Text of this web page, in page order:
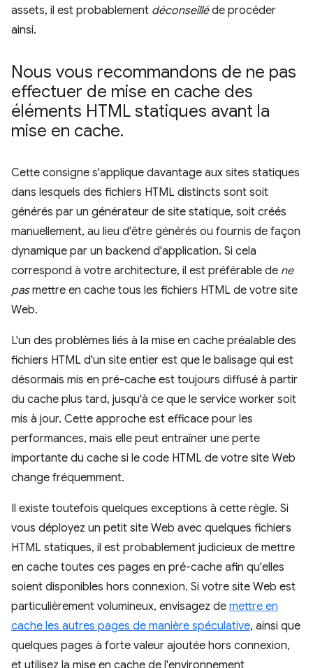
assets, il est probablement déconseilléde procéder
ainsi.
Nous vous recommandons de ne pas
effectuer de mise en cache des
éléments HTML statiques avant la
mise en cache.
Cette consigne s'applique davantage aux sites statiques
dans lesquels des fichiers HTML distincts sont soit
générés par un générateur de site statique, soit créés
manuellement, au lieu d'être générés ou fournis de façon
dynamique par un backend d'application. Si cela
correspond à votre architecture, il est préférable de ne
pasmettre en cache tous les fichiers HTML de votre site
Web.
L'un des problèmes liés à la mise en cache préalable des
fichiers HTML d'un site entier est que le balisage qui est
désormais mis en pré-cache est toujours diffusé à partir
du cache plus tard, jusqu'à ce que le service worker soit
mis à jour. Cette approche est efficace pour les
performances, mais elle peut entraîner une perte
importante du cache si le code HTML de votre site Web
change fréquemment.
Il existe toutefois quelques exceptions à cette règle. Si
vous déployez un petit site Web avec quelques fichiers
HTML statiques, il est probablement judicieux de mettre
en cache toutes ces pages en pré-cache afin qu'elles
soient disponibles hors connexion. Si votre site Web est
particulièrement volumineux, envisagez de mettre en
cache les autres pages de manière spéculative, ainsi que
quelques pages à forte valeur ajoutée hors connexion,
et utilisez la mise en cache de l'environnement